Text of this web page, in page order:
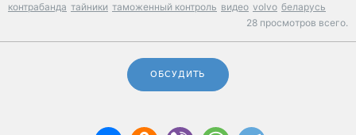
контрабанда тайники таможенный контроль видео volvo беларусь
28 просмотров всего.
ОБСУДИТЬ